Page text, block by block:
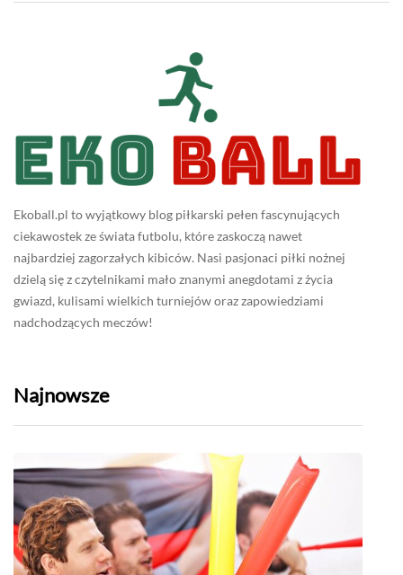
Ekoball.pl to wyjątkowy blog piłkarski pełen fascynujących
ciekawostek ze świata futbolu, które zaskoczą nawet
najbardziej zagorzałych kibiców. Nasi pasjonaci piłki nożnej
dzielą się z czytelnikami mało znanymi anegdotami z życia
gwiazd, kulisami wielkich turniejów oraz zapowiedziami
nadchodzących meczów!
Najnowsze